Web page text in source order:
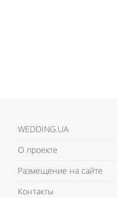
WEDDING.UA
О проекте
Размещение на сайте
Контакты